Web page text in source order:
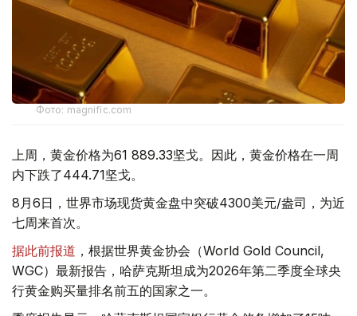
Фото: magnific.com
上周，黄金价格为61 889.33坚戈。因此，黄金价格在一周
内下跌了444.71坚戈。
8月6日，世界市场现货黄金盘中突破4300美元/盎司，为近
七周来首次。
据此前报道 ，根据世界黄金协会（World Gold Council,
WGC）最新报告，哈萨克斯坦成为2026年第二季度全球央
行黄金购买量排名前五的国家之一。